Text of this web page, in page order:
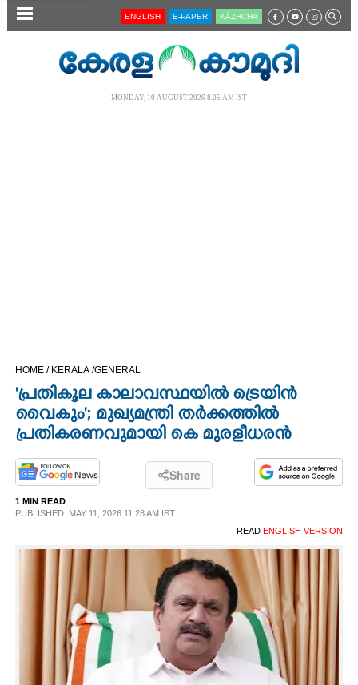
SECTIONS
CINEMA
OPINION
PHOTOS
LIFESTYLE
SPIRITUAL
INFO+
ENGLISH E-PAPER KĀZHCHA
MONDAY, 10 AUGUST 2026 8.05 AM IST
HOME / KERALA /GENERAL
'പ്രതികൂല കാലാവസ്ഥയിൽ ട്രെയിൻ
വൈകും'; മുഖ്യമന്ത്രി തർക്കത്തിൽ
പ്രതികരണവുമായി കെ മുരളീധരൻ
Share
1 MIN READ
PUBLISHED: MAY 11, 2026 11:28 AM IST
READ ENGLISH VERSION